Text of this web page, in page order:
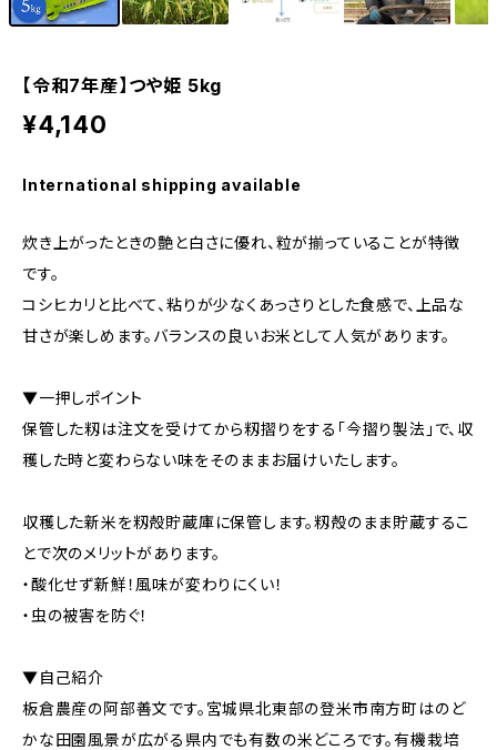
【令和7年産】つや姫 5kg
¥4,140
International shipping available
炊き上がったときの艶と白さに優れ、粒が揃っていることが特徴
です。
コシヒカリと比べて、粘りが少なくあっさりとした食感で、上品な
甘さが楽しめます。バランスの良いお米として人気があります。
▼一押しポイント
保管した籾は注文を受けてから籾摺りをする「今摺り製法」で、収
穫した時と変わらない味をそのままお届けいたします。
収穫した新米を籾殻貯蔵庫に保管します。籾殻のまま貯蔵するこ
とで次のメリットがあります。
・酸化せず新鮮！風味が変わりにくい！
・虫の被害を防ぐ！
▼自己紹介
板倉農産の阿部善文です。宮城県北東部の登米市南方町はのど
かな田園風景が広がる県内でも有数の米どころです。有機栽培